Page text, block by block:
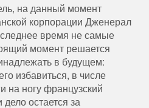
на данный момент
корпорации Дженерал
время не самые
момент решается
в будущем:
избавиться, в числе
на ногу французский
остается за